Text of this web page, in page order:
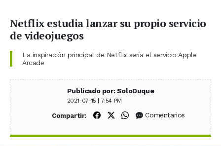
Netflix estudia lanzar su propio servicio
de videojuegos
La inspiración principal de Netflix sería el servicio Apple
Arcade
Publicado por: SoloDuque
2021-07-15 | 7:54 PM
Compartir: Compartir en Facebook
Compartir en X (Twitter)
Compartir en WhatsApp
Comentarios